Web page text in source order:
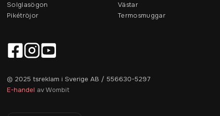
Solglasögon
Pikétröjor
Västar
Termosmuggar
© 2025 tsreklam i Sverige AB / 556630-5297
E-handel av Wombit